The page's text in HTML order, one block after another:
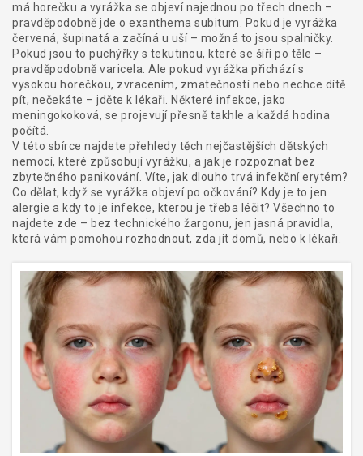
má horečku a vyrážka se objeví najednou po třech dnech –
pravděpodobně jde o exanthema subitum. Pokud je vyrážka
červená, šupinatá a začíná u uší – možná to jsou spalničky.
Pokud jsou to puchýřky s tekutinou, které se šíří po těle –
pravděpodobně varicela. Ale pokud vyrážka přichází s
vysokou horečkou, zvracením, zmatečností nebo nechce dítě
pít, nečekáte – jděte k lékaři. Některé infekce, jako
meningokoková, se projevují přesně takhle a každá hodina
počítá.
V této sbírce najdete přehledy těch nejčastějších dětských
nemocí, které způsobují vyrážku, a jak je rozpoznat bez
zbytečného panikování. Víte, jak dlouho trvá infekční erytém?
Co dělat, když se vyrážka objeví po očkování? Kdy je to jen
alergie a kdy to je infekce, kterou je třeba léčit? Všechno to
najdete zde – bez technického žargonu, jen jasná pravidla,
která vám pomohou rozhodnout, zda jít domů, nebo k lékaři.